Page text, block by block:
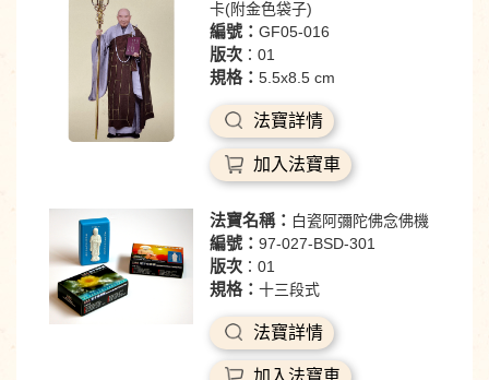
卡(附金色袋子)
編號： GF05-016
版次：01
規格： 5.5x8.5 cm
法寶詳情
加入法寶車
法寶名稱： 白瓷阿彌陀佛念佛機
編號： 97-027-BSD-301
版次：01
規格： 十三段式
法寶詳情
加入法寶車